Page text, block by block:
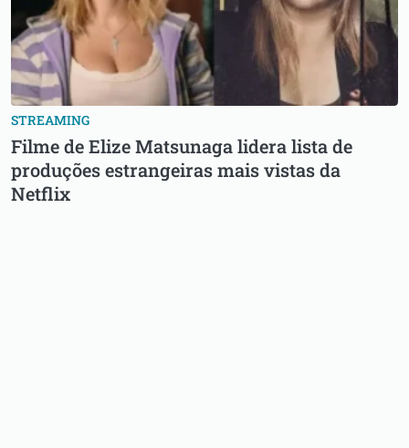
STREAMING
Filme de Elize Matsunaga lidera lista de
produções estrangeiras mais vistas da
Netflix